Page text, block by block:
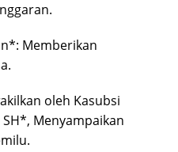
Memberikan
oleh Kasubsi
Menyampaikan